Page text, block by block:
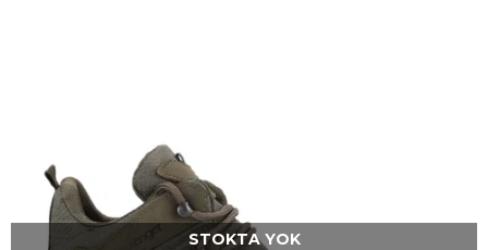
STOKTA YOK